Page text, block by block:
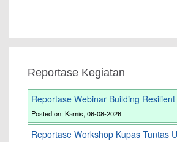
Reportase Kegiatan
Reportase Webinar Building
Posted on: Kamis, 06-08-2026
Reportase Workshop Kupas Tuntas